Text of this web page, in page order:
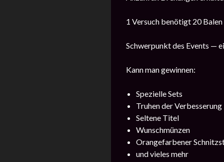
1 Versuch benötigt 20 Balen
Schwerpunkt des Events —
Kann man gewinnen:
Spezielle Sets
Truhen der Verbesserung
Seltene Titel
Wunschmünzen
Orangefarbener
und vieles mehr